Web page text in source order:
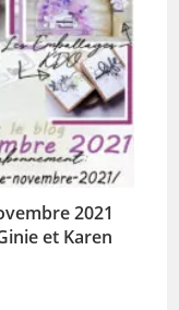
2021
et Karen